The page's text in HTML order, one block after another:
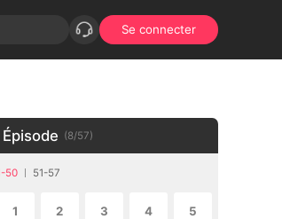
Se connecter
Épisode (8/57)
50 51-57
1 2 3 4 5